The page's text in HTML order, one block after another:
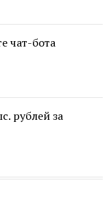
чат-бота
рублей за